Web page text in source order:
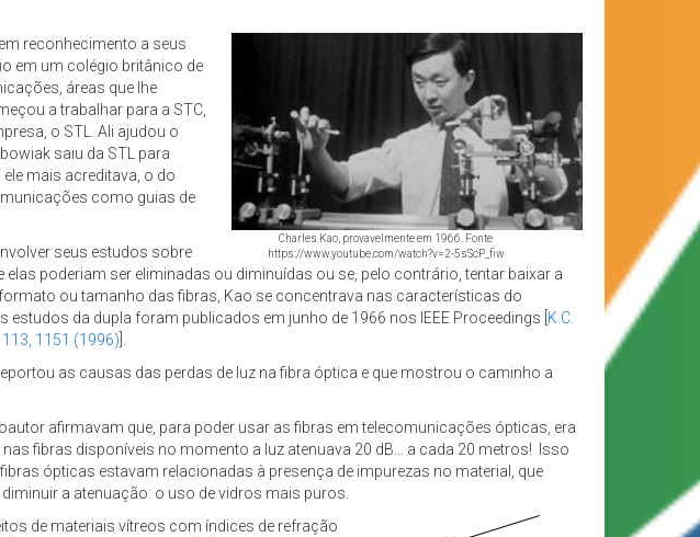
Charles Kao, provavelmente em 1966. Fonte
https://www.youtube.com/watch?v=2-5sScP_fiw
reconhecimento a seus
em um colégio britânico de
áreas que lhe
a trabalhar para a STC,
o STL. Ali ajudou o
saiu da STL para
mais acreditava, o do
como guias de
seus estudos sobre
poderiam ser eliminadas ou diminuídas ou se, pelo contrário, tentar baixar a
ou tamanho das fibras, Kao se concentrava nas características do
da dupla foram publicados em junho de 1966 nos IEEE Proceedings [ K.C.
1151 (1996)
as causas das perdas de luz na fibra óptica e que mostrou o caminho a
afirmavam que, para poder usar as fibras em telecomunicações ópticas, era
fibras disponíveis no momento a luz atenuava 20 dB… a cada 20 metros! Isso
ópticas estavam relacionadas à presença de impurezas no material, que
a atenuação: o uso de vidros mais puros.
de materiais vítreos com índices de refração